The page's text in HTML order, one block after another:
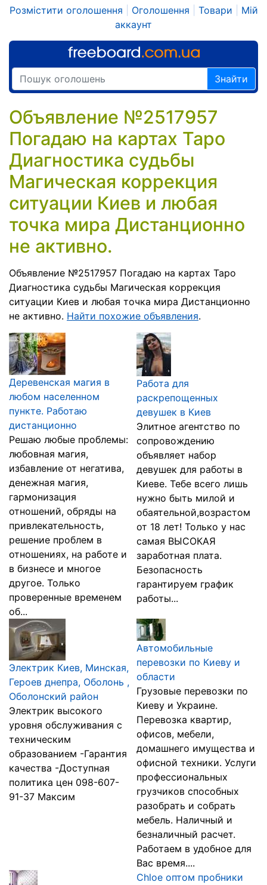
Розмістити оголошення Оголошення Товари
Мій
аккаунт
Знайти
Объявление №2517957
Погадаю на картах Таро
Диагностика судьбы
Магическая коррекция
ситуации Киев и любая
точка мира Дистанционно
не активно.
Объявление №2517957 Погадаю на картах Таро
Диагностика судьбы Магическая коррекция
ситуации Киев и любая точка мира Дистанционно
не активно. Найти похожие объявления.
Деревенская магия в
любом населенном
пункте. Работаю
дистанционно
Решаю любые проблемы:
любовная магия,
избавление от негатива,
денежная магия,
гармонизация
отношений, обряды на
привлекательность,
решение проблем в
отношениях, на работе и
в бизнесе и многое
другое. Только
проверенные временем
об...
Работа для
раскрепощенных
девушек в Киев
Элитное агентство по
сопровождению
объявляет набор
девушек для работы в
Киеве. Тебе всего лишь
нужно быть милой и
обаятельной,возрастом
от 18 лет! Только у нас
самая ВЫСОКАЯ
заработная плата.
Безопасность
гарантируем график
работы...
Электрик Киев, Минская,
Героев днепра, Оболонь ,
Оболонский район
Электрик высокого
уровня обслуживания с
техническим
образованием -Гарантия
качества -Доступная
политика цен 098-607-
91-37 Максим
Автомобильные
перевозки по Киеву и
области
Грузовые перевозки по
Киеву и Украине.
Перевозка квартир,
офисов, мебели,
домашнего имущества и
офисной техники. Услуги
профессиональных
грузчиков способных
разобрать и собрать
мебель. Наличный и
безналичный расчет.
Работаем в удобное для
Вас время....
Chloe оптом пробники